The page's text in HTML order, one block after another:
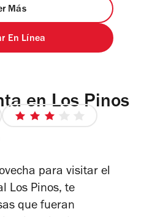
Más
En Línea
en Los Pinos
3
estrellas
para visitar el
Los Pinos, te
que fueran